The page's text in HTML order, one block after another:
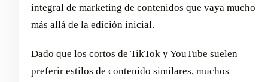
integral de marketing de contenidos que vaya mucho
más allá de la edición inicial.
Dado que los cortos de TikTok y YouTube suelen
preferir estilos de contenido similares, muchos